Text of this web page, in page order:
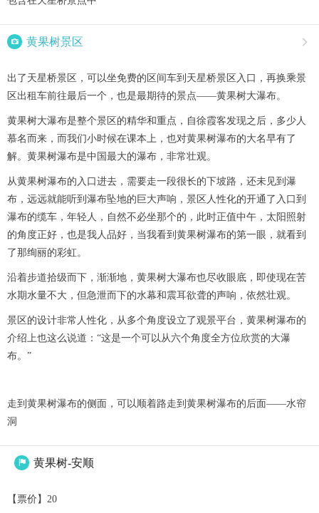
 黄果树景区 
出了天星桥景区，可以坐免费的区间车到天星桥景区入口，再换乘景
区出租车前往最后一个，也是最期待的景点——黄果树大瀑布。
黄果树大瀑布是整个景区的精华和重点，自徐霞客发现之后，多少人
慕名而来，而我们小时候在课本上，也对黄果树瀑布的大名早有了
解。黄果树瀑布是中国最大的瀑布，非常壮观。
从黄果树瀑布的入口进去，需要走一段很长的下坡路，还未见到瀑
布，远远就能听到瀑布坠地的巨大声响，景区人性化的开通了入口到
瀑布的缆车，年轻人，自然不必坐那个的，此时正值中午，太阳照射
的角度正好，也是我人品好，当我看到黄果树瀑布的第一眼，就看到
了那绚丽的彩虹。
沿着步道拾级而下，渐渐地，黄果树大瀑布也尽收眼底，即使现在苦
水期水量不大，但急泄而下的水幕和震耳欲聋的声响，依然壮观。
景区的设计非常人性化，从多个角度设立了观景平台，黄果树瀑布的
介绍上也这么说道：“这是一个可以从六个角度全方位欣赏的大瀑
布。”
走到黄果树瀑布的侧面，可以顺着路走到黄果树瀑布的后面——水帘
洞
 黄果树-安顺
【票价】20